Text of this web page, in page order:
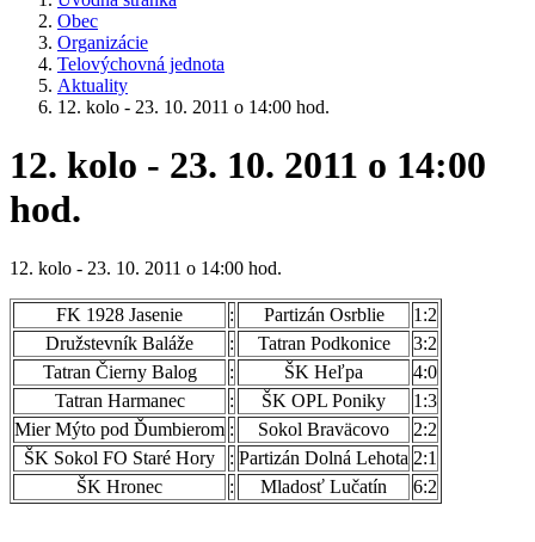
Obec
Organizácie
Telovýchovná jednota
Aktuality
12. kolo - 23. 10. 2011 o 14:00 hod.
12. kolo - 23. 10. 2011 o 14:00
hod.
12. kolo - 23. 10. 2011 o 14:00 hod.
FK 1928 Jasenie : Partizán Osrblie
1:2
Družstevník Baláže
: Tatran Podkonice
3:2
Tatran Čierny Balog
: ŠK Heľpa
4:0
Tatran Harmanec
: ŠK OPL Poniky
1:3
Mier Mýto pod Ďumbierom : Sokol Braväcovo
2:2
ŠK Sokol FO Staré Hory
: Partizán Dolná Lehota 2:1
ŠK Hronec
: Mladosť Lučatín 6:2